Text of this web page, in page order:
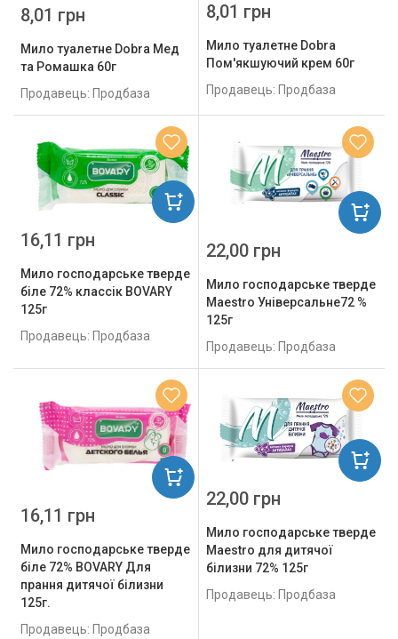
Мило туалетне Dobra Мед
та Ромашка 60г
Продавець: Продбаза
8,01 грн
Мило туалетне Dobra
Пом'якшуючий крем 60г
Продавець: Продбаза
8,01 грн
Мило господарське тверде
біле 72% классік BOVARY
125г
Продавець: Продбаза
16,11 грн
Мило господарське тверде
Maestro Універсальне72 %
125г
Продавець: Продбаза
22,00 грн
Мило господарське тверде
біле 72% BOVARY Для
прання дитячої білизни
125г.
Продавець: Продбаза
16,11 грн
Мило господарське тверде
Maestro для дитячої
білизни 72% 125г
Продавець: Продбаза
22,00 грн